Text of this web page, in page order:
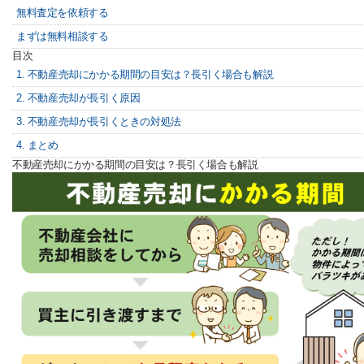
無料査定を依頼する
まずは無料相談する
目次
1. 不動産売却にかかる期間の目安は？長引く場合も解説
2. 不動産売却が長引く原因
3. 不動産売却が長引くときの対処法
4. まとめ
不動産売却にかかる期間の目安は？長引く場合も解説